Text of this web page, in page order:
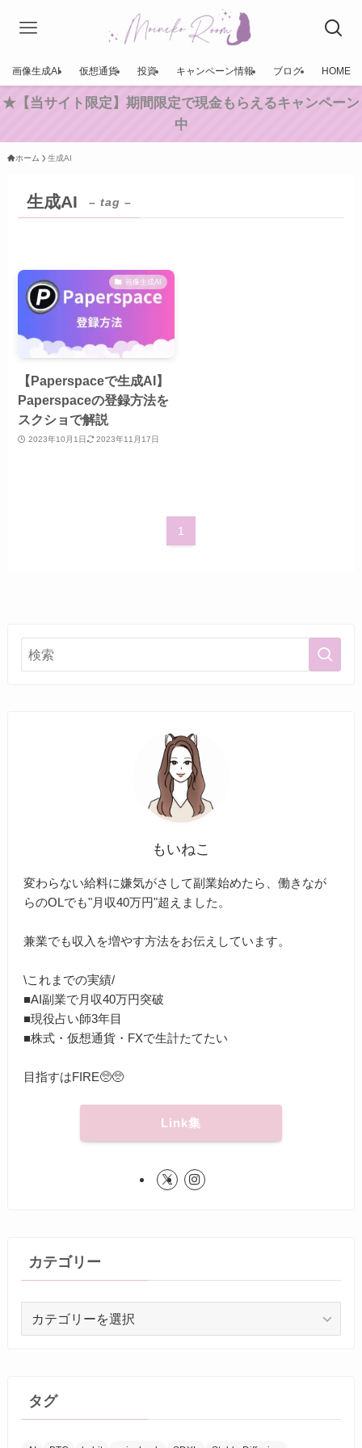
画像生成AI 仮想通貨 投資 キャンペーン情報 ブログ HOME
★【当サイト限定】期間限定で現金もらえるキャンペーン
中
ホーム 生成AI
生成AI – tag –
画像生成AI
【Paperspaceで生成AI】
Paperspaceの登録方法を
スクショで解説
2023年10月1日 2023年11月17日
1
もいねこ
変わらない給料に嫌気がさして副業始めたら、働きなが
らのOLでも"月収40万円"超えました。
兼業でも収入を増やす方法をお伝えしています。
\これまでの実績/
■AI副業で月収40万円突破
■現役占い師3年目
■株式・仮想通貨・FXで生計たてたい
目指すはFIRE🥺🥺
Link集
カテゴリー
タグ